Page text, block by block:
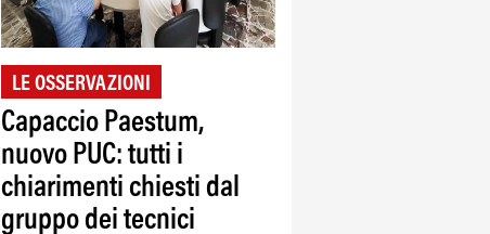
LE OSSERVAZIONI
Capaccio Paestum,
nuovo PUC: tutti i
chiarimenti chiesti dal
gruppo dei tecnici